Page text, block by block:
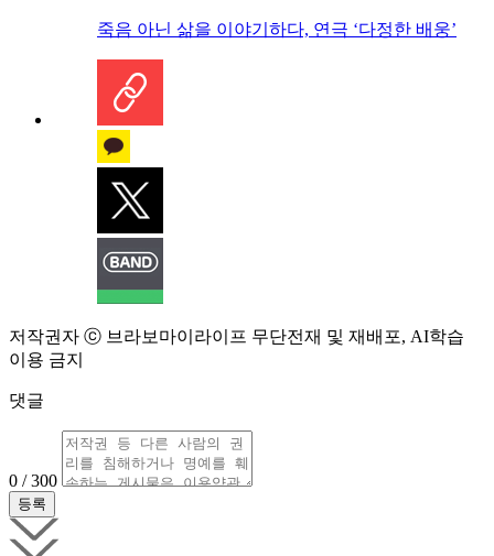
죽음 아닌 삶을 이야기하다, 연극 ‘다정한 배웅’
저작권자 ⓒ 브라보마이라이프 무단전재 및 재배포, AI학습
이용 금지
댓글
0 / 300